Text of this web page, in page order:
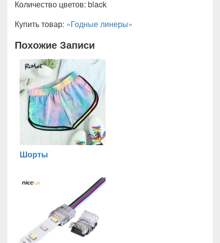
Количество цветов: black
Купить товар: «Годные линеры»
Похожие Записи
Шорты